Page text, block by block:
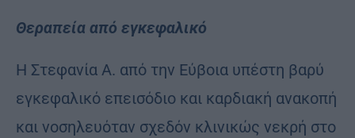
Θεραπεία από εγκεφαλικό
Η Στεφανία Α. από την Εύβοια υπέστη βαρύ
εγκεφαλικό επεισόδιο και καρδιακή ανακοπή
και νοσηλευόταν σχεδόν κλινικώς νεκρή στο